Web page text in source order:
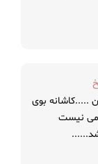
.....کاشانه بوی
نیست